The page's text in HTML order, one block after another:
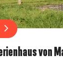
von